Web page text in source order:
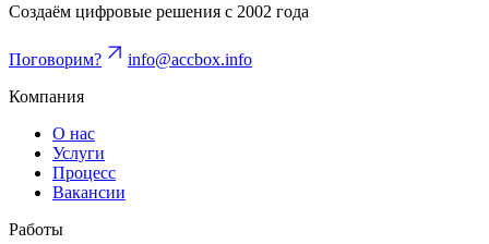
Создаём цифровые решения с 2002 года
Поговорим?
info@accbox.info
Компания
О нас
Услуги
Процесс
Вакансии
Работы